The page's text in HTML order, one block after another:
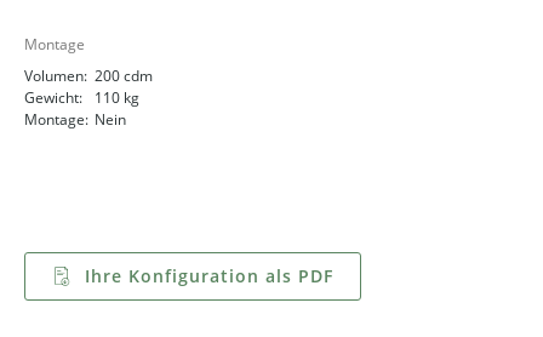
Montage
Volumen: 200 cdm
Gewicht:
110 kg
Montage: Nein
Ihre Konfiguration als PDF